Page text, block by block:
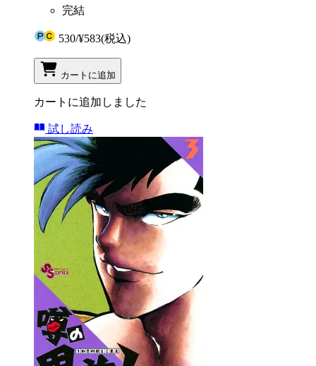
完結
530/¥583(税込)
カートに追加
カートに追加しました
試し読み